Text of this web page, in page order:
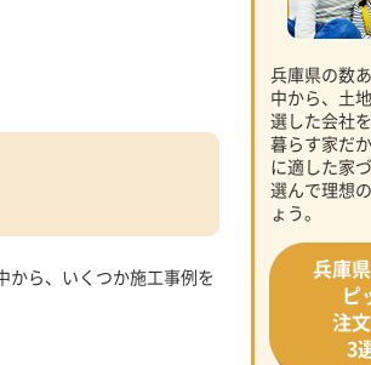
から、いくつか施工事例を
兵庫県の数
中から、土
選した会社
暮らす家だ
に適した家
選んで理想
ょう。
兵庫
ピ
注
3